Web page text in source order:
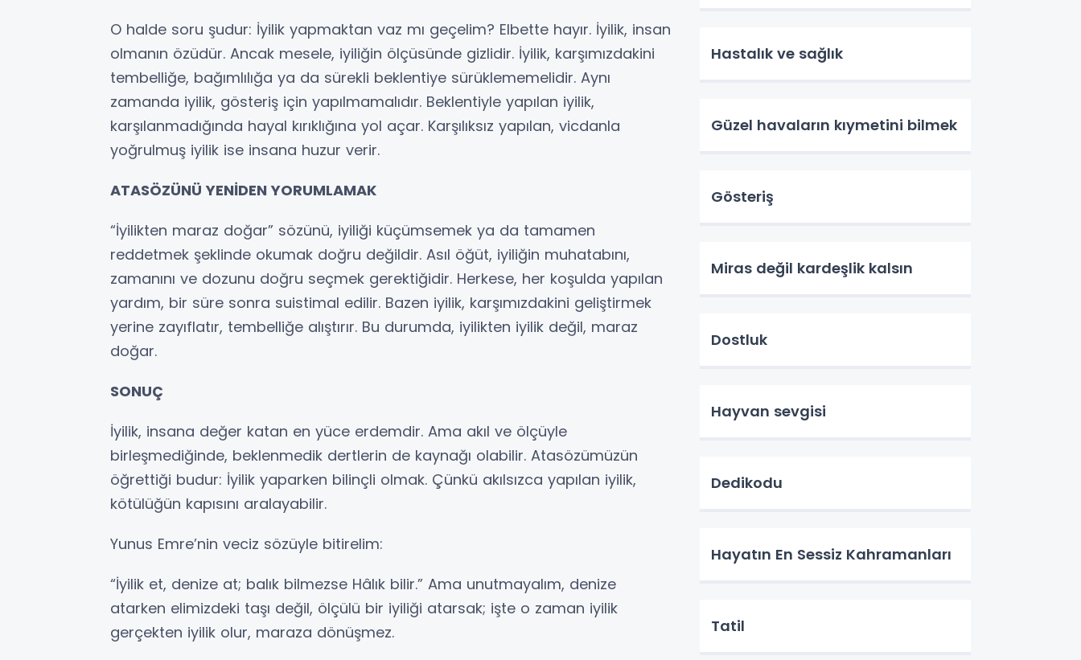
O halde soru şudur: İyilik yapmaktan vaz mı geçelim? Elbette hayır. İyilik, insan
olmanın özüdür. Ancak mesele, iyiliğin ölçüsünde gizlidir. İyilik, karşımızdakini
tembelliğe, bağımlılığa ya da sürekli beklentiye sürüklememelidir. Aynı
zamanda iyilik, gösteriş için yapılmamalıdır. Beklentiyle yapılan iyilik,
karşılanmadığında hayal kırıklığına yol açar. Karşılıksız yapılan, vicdanla
yoğrulmuş iyilik ise insana huzur verir.
ATASÖZÜNÜ YENİDEN YORUMLAMAK
“İyilikten maraz doğar” sözünü, iyiliği küçümsemek ya da tamamen
reddetmek şeklinde okumak doğru değildir. Asıl öğüt, iyiliğin muhatabını,
zamanını ve dozunu doğru seçmek gerektiğidir. Herkese, her koşulda yapılan
yardım, bir süre sonra suistimal edilir. Bazen iyilik, karşımızdakini geliştirmek
yerine zayıflatır, tembelliğe alıştırır. Bu durumda, iyilikten iyilik değil, maraz
doğar.
SONUÇ
İyilik, insana değer katan en yüce erdemdir. Ama akıl ve ölçüyle
birleşmediğinde, beklenmedik dertlerin de kaynağı olabilir. Atasözümüzün
öğrettiği budur: İyilik yaparken bilinçli olmak. Çünkü akılsızca yapılan iyilik,
kötülüğün kapısını aralayabilir.
Yunus Emre’nin veciz sözüyle bitirelim:
“İyilik et, denize at; balık bilmezse Hâlık bilir.” Ama unutmayalım, denize
atarken elimizdeki taşı değil, ölçülü bir iyiliği atarsak; işte o zaman iyilik
gerçekten iyilik olur, maraza dönüşmez.
Hastalık ve sağlık
Güzel havaların kıymetini bilmek
Gösteriş
Miras değil kardeşlik kalsın
Dostluk
Hayvan sevgisi
Dedikodu
Hayatın En Sessiz Kahramanları
Tatil